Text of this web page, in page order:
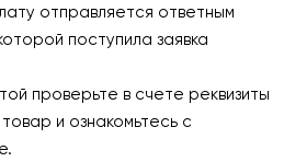
ответным
поступила заявка
в счете реквизиты
и ознакомьтесь с